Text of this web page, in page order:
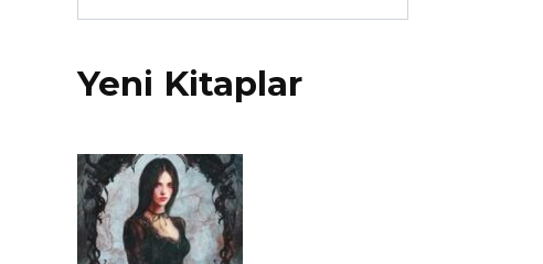
Yeni Kitaplar